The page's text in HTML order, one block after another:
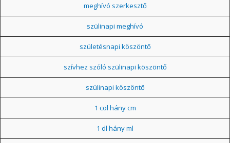
meghívó szerkesztő
szülinapi meghívó
születésnapi köszöntő
szívhez szóló szülinapi köszöntő
szülinapi köszöntő
1 col hány cm
1 dl hány ml